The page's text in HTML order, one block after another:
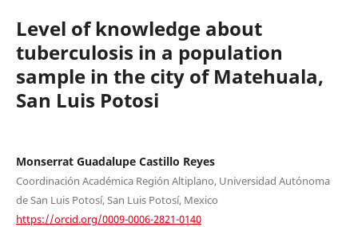
Level of knowledge about
tuberculosis in a population
sample in the city of Matehuala,
San Luis Potosi
Monserrat Guadalupe Castillo Reyes
Coordinación Académica Región Altiplano, Universidad Autónoma
de San Luis Potosí, San Luis Potosí, Mexico
https://orcid.org/0009-0006-2821-0140